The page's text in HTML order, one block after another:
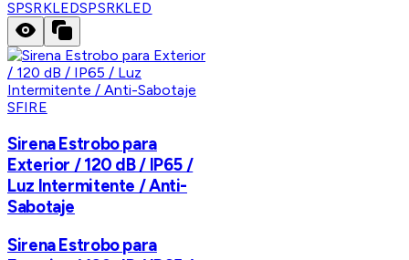
SPSRKLEDSPSRKLED
SFIRE
Sirena Estrobo para
Exterior / 120 dB / IP65 /
Luz Intermitente / Anti-
Sabotaje
Sirena Estrobo para